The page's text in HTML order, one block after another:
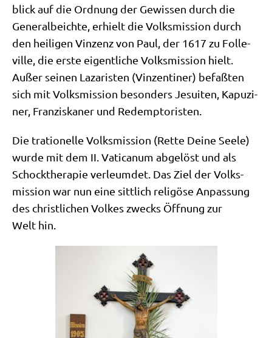
blick auf die Ord­nung der Gewis­sen durch die
Gene­ral­beich­te, erhielt die Volks­mis­si­on durch
den hei­li­gen Vin­zenz von Paul, der 1617 zu Fol­le­
ville, die erste eigent­li­che Volks­mis­si­on hielt.
Außer sei­nen Laza­ri­sten (Vin­zen­ti­ner) befaß­ten
sich mit Volks­mis­si­on beson­ders Jesui­ten, Kapu­zi­
ner, Fran­zis­ka­ner und Redemptoristen.
Die tra­tio­nel­le Volks­mis­si­on (Ret­te Dei­ne See­le)
wur­de mit dem II. Vati­ca­num abge­löst und als
Schock­the­ra­pie ver­leum­det. Das Ziel der Volks­
mis­si­on war nun eine sitt­lich reli­göse Anpas­sung
des christ­li­chen Vol­kes zwecks Öff­nung zur
Welt hin.